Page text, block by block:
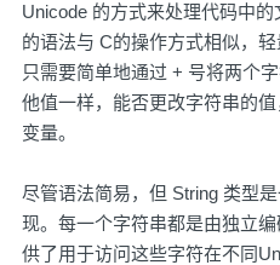
Unicode 的方式来处理代码中
的语法与 C的操作方式相似，
只需要简单地通过 + 号将两个
他值一样，能否更改字符串的
变量。
尽管语法简易，但 String 类型
现。每一个字符串都是由独立
供了用于访问这些字符在不同